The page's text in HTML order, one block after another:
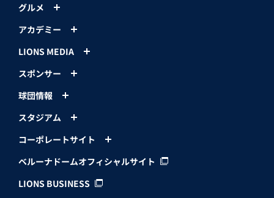
グルメ
アカデミー
LIONS MEDIA
スポンサー
球団情報
スタジアム
コーポレートサイト
ベルーナドームオフィシャルサイト
LIONS BUSINESS